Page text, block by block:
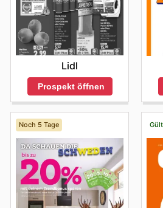
Lidl
Prospekt öffnen
Noch 5 Tage